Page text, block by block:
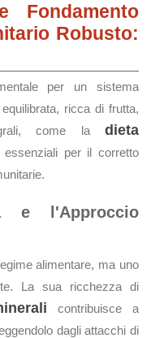
Fondamento
Robusto:
per un sistema
ricca di frutta,
come la dieta
per il corretto
e l'Approccio
alimentare, ma uno
La sua ricchezza di
contribuisce a
dagli attacchi di